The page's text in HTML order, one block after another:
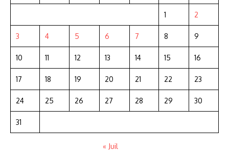
1 2
3 4 5 6 7 8 9
10 11 12 13 14 15 16
17 18 19 20 21 22 23
24 25 26 27 28 29 30
31
« Juil